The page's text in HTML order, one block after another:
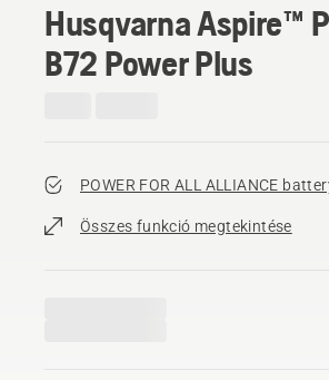
Husqvarna Aspire™
B72 Power Plus
POWER FOR ALL ALLIANCE
Összes funkció megtekintése